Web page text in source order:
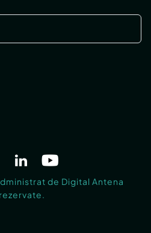
de Digital Antena